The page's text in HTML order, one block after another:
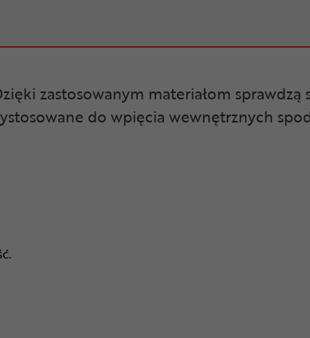
zastosowanym materiałom sprawdzą
do wpięcia wewnętrznych